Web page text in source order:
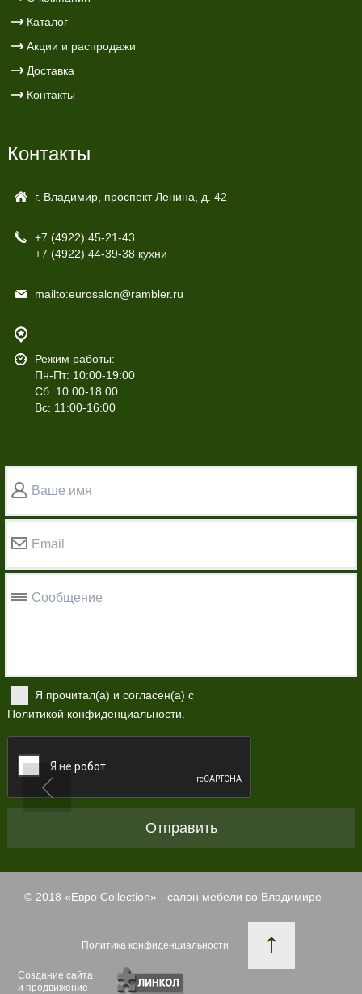
Каталог
Акции и распродажи
Доставка
Контакты
Контакты
г. Владимир, проспект Ленина, д. 42
+7 (4922) 45-21-43
+7 (4922) 44-39-38 кухни
mailto:eurosalon@rambler.ru
Режим работы:
Пн-Пт: 10:00-19:00
Сб: 10:00-18:00
Вс: 11:00-16:00
Ваше имя
Email
Сообщение
Я прочитал(а) и согласен(а) с
Политикой конфиденциальности
Отправить
© 2018 «Евро Collection» - салон мебели во Владимире
Политика конфиденциальности
Создание сайта
и продвижение